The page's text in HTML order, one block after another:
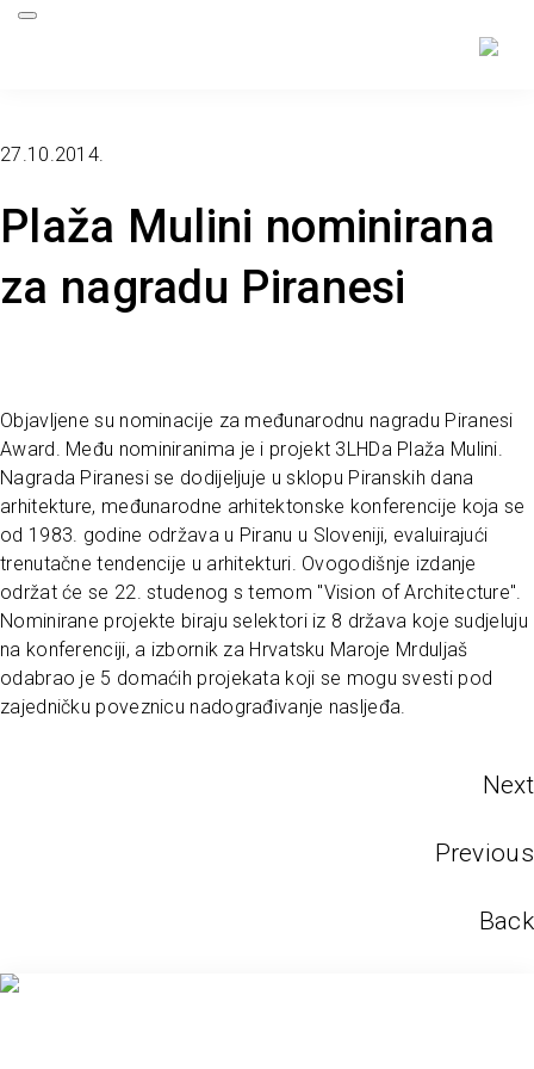
Plaža Mulini nominirana
za nagradu Piranesi
27.10.2014.
Objavljene su nominacije za međunarodnu nagradu Piranesi
Award. Među nominiranima je i projekt 3LHDa Plaža Mulini.
Nagrada Piranesi se dodijeljuje u sklopu Piranskih dana
arhitekture, međunarodne arhitektonske konferencije koja se
od 1983. godine održava u Piranu u Sloveniji, evaluirajući
trenutačne tendencije u arhitekturi. Ovogodišnje izdanje
održat će se 22. studenog s temom "Vision of Architecture".
Nominirane projekte biraju selektori iz 8 država koje sudjeluju
na konferenciji, a izbornik za Hrvatsku Maroje Mrduljaš
odabrao je 5 domaćih projekata koji se mogu svesti pod
zajedničku poveznicu nadograđivanje nasljeđa.
Next
Previous
Back